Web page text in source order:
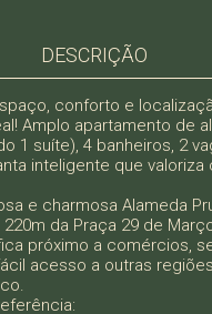
DESCRIÇÃO
conforto e
Amplo apartamento de
1 suíte), 4 banheiros, 2
inteligente que valoriza
e charmosa Alameda
da Praça 29 de
próximo a comércios,
acesso a outras